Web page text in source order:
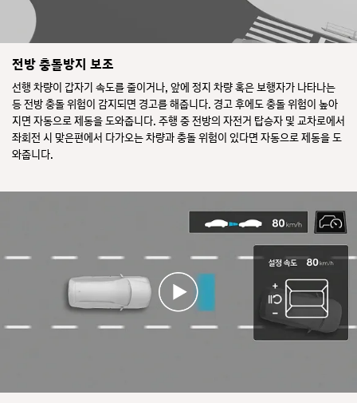
전방 충돌방지 보조
선행 차량이 갑자기 속도를 줄이거나, 앞에 정지 차량 혹은 보행자가 나타나는
등 전방 충돌 위험이 감지되면 경고를 해줍니다. 경고 후에도 충돌 위험이 높아
지면 자동으로 제동을 도와줍니다. 주행 중 전방의 자전거 탑승자 및 교차로에서
좌회전 시 맞은편에서 다가오는 차량과 충돌 위험이 있다면 자동으로 제동을 도
와줍니다.